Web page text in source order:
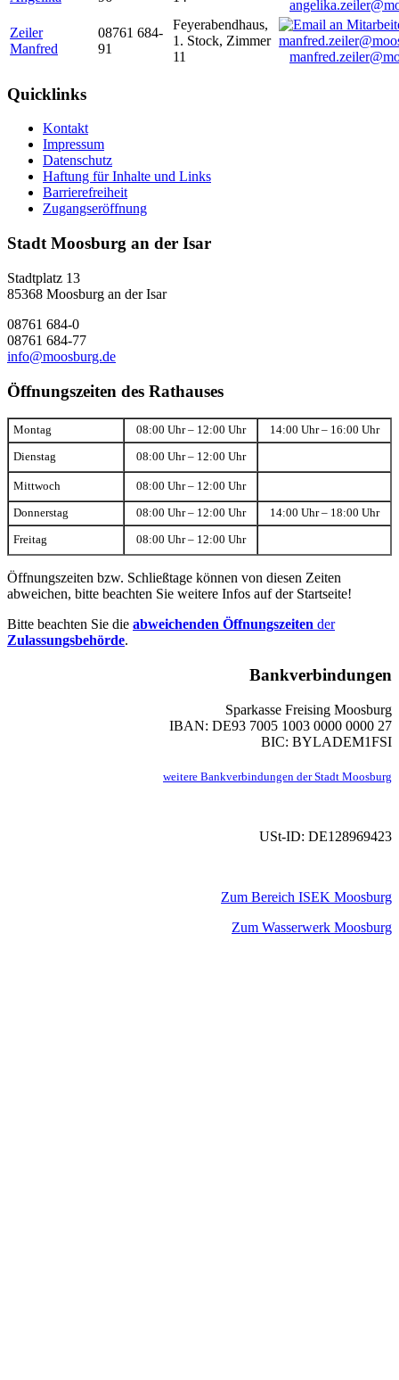
Zeiler
Manfred
08761 684-
91
Feyerabendhaus,
1. Stock, Zimmer
11
Quicklinks
Kontakt
Impressum
Datenschutz
Haftung für Inhalte und Links
Barrierefreiheit
Zugangseröffnung
Stadt Moosburg an der Isar
Stadtplatz 13
85368 Moosburg an der Isar
08761 684-0
08761 684-77
info@moosburg.de
Öffnungszeiten des Rathauses
Montag 08:00 Uhr – 12:00 Uhr 14:00 Uhr – 16:00 Uhr
Dienstag 08:00 Uhr – 12:00 Uhr
Mittwoch 08:00 Uhr – 12:00 Uhr
Donnerstag 08:00 Uhr – 12:00 Uhr 14:00 Uhr – 18:00 Uhr
Freitag 08:00 Uhr – 12:00 Uhr
Öffnungszeiten bzw. Schließtage können von diesen Zeiten
abweichen, bitte beachten Sie weitere Infos auf der Startseite!
Bitte beachten Sie die abweichenden Öffnungszeiten der
Zulassungsbehörde.
Bankverbindungen
Sparkasse Freising Moosburg
IBAN: DE93 7005 1003 0000 0000 27
BIC: BYLADEM1FSI
weitere Bankverbindungen der Stadt Moosburg
USt-ID: DE128969423
Zum Bereich ISEK Moosburg
Zum Wasserwerk Moosburg